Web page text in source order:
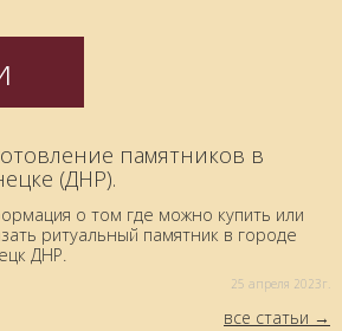
памятников в
(ДНР).
о том где можно купить или
ритуальный памятник в городе
ДНР.
25 aпреля 2023г.
все статьи